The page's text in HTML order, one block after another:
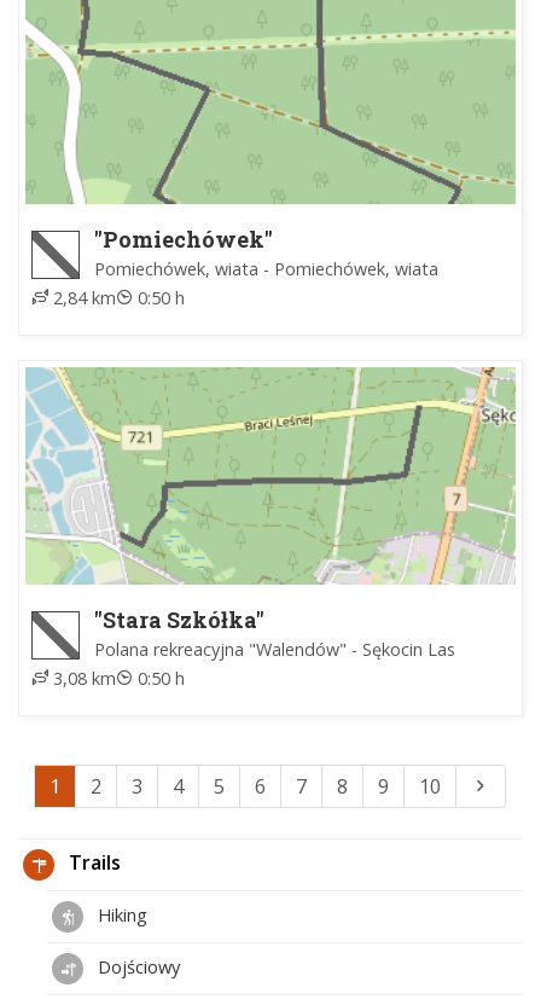
"Pomiechówek"
Pomiechówek, wiata - Pomiechówek, wiata
2,84 km
0:50 h
"Stara Szkółka"
Polana rekreacyjna "Walendów" - Sękocin Las
3,08 km
0:50 h
1 2 3 4 5 6 7 8 9 10
Trails
Hiking
Dojściowy